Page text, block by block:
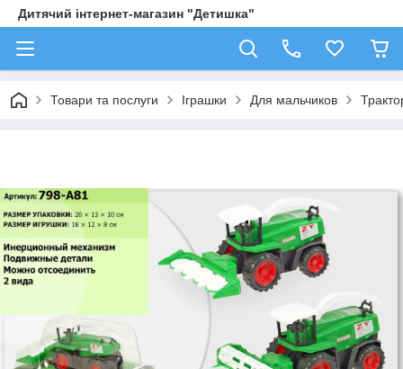
Дитячий інтернет-магазин "Детишка"
Товари та послуги Іграшки Для мальчиков